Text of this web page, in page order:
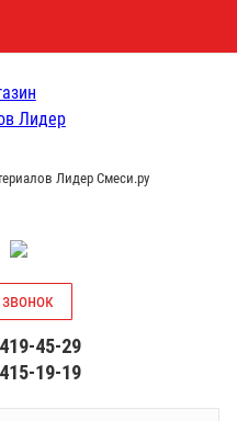
Лидер Смеси.ру
45-29
19-19